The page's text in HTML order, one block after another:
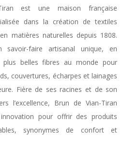
est une maison française
dans la création de textiles
matières naturelles depuis 1808.
savoir-faire artisanal unique, en
plus belles fibres au monde pour
couvertures, écharpes et lainages
Fière de ses racines et de son
l’excellence, Brun de Vian-Tiran
pour offrir des produits
synonymes de confort et